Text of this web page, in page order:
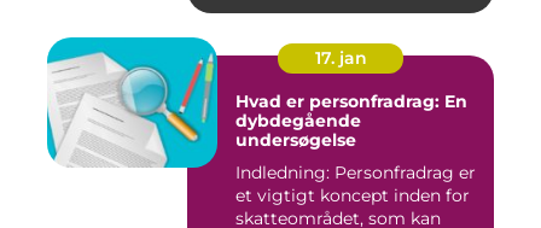
17. jan
Hvad er personfradrag: En
dybdegående
undersøgelse
Indledning: Personfradrag er
et vigtigt koncept inden for
skatteområdet, som kan